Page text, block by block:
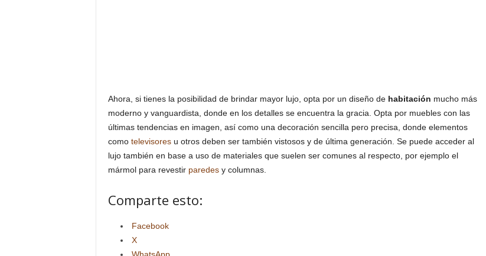
Ahora, si tienes la posibilidad de brindar mayor lujo, opta por un diseño de habitación mucho más
moderno y vanguardista, donde en los detalles se encuentra la gracia. Opta por muebles con las
últimas tendencias en imagen, así como una decoración sencilla pero precisa, donde elementos
como televisoresu otros deben ser también vistosos y de última generación. Se puede acceder al
lujo también en base a uso de materiales que suelen ser comunes al respecto, por ejemplo el
mármol para revestir paredesy columnas.
Comparte esto:
Facebook
X